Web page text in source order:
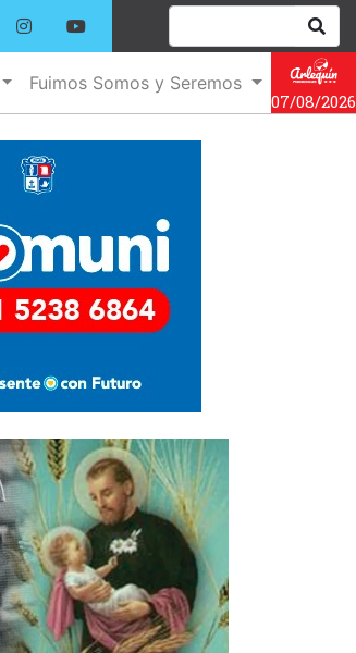
Fuimos Somos y Seremos
07/08/2026